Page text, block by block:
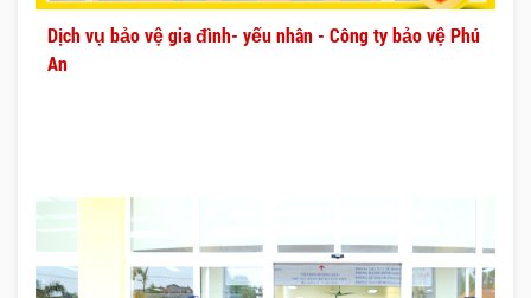
Dịch vụ bảo vệ gia đình- yếu nhân - Công ty bảo vệ Phú
An